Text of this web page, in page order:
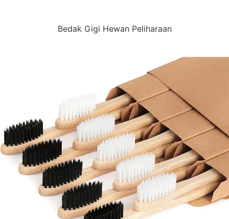
Bedak Gigi Hewan Peliharaan